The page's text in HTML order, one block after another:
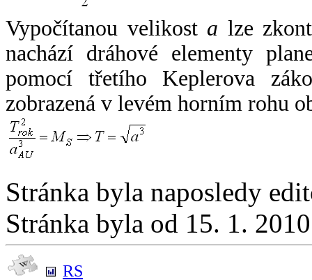
Vypočítanou velikost a lze
nachází dráhové elementy
pomocí třetího Keplerova
zobrazená v levém horním rohu
Stránka byla naposledy
Stránka byla od 15. 1.
RS